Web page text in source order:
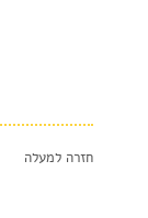
חזרה למעלה